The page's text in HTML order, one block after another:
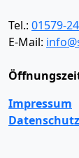
Tel.: 01579-
E-Mail:
Impressum
Datenschutz